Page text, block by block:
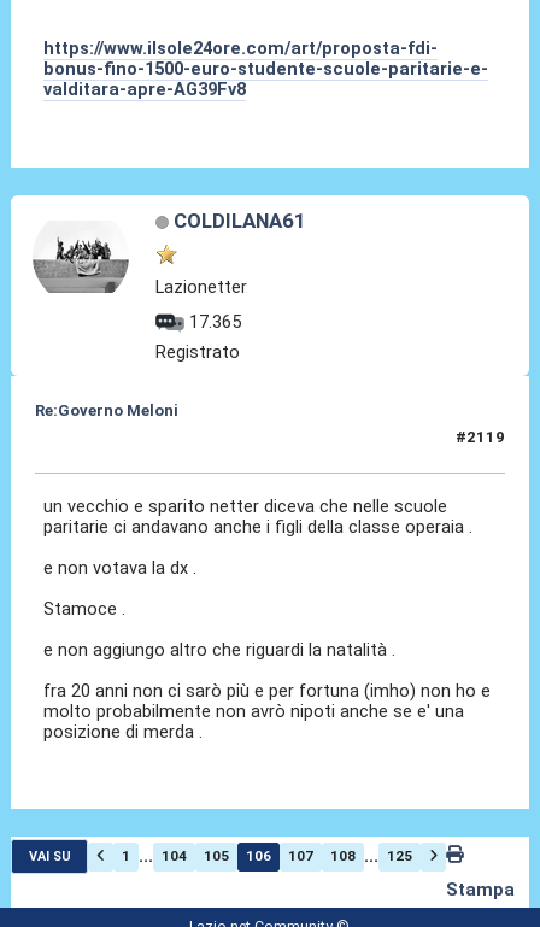
https://www.ilsole24ore.com/art/proposta-fdi-
bonus-fino-1500-euro-studente-scuole-paritarie-e-
valditara-apre-AG39Fv8
COLDILANA61
Lazionetter
17.365
Registrato
Re:Governo Meloni
#2119
un vecchio e sparito netter diceva che nelle scuole
paritarie ci andavano anche i figli della classe operaia .
e non votava la dx .
Stamoce .
e non aggiungo altro che riguardi la natalità .
fra 20 anni non ci sarò più e per fortuna (imho) non ho e
molto probabilmente non avrò nipoti anche se e' una
posizione di merda .
VAI SU 1 ... 104 105 106 107 108 ... 125
Stampa